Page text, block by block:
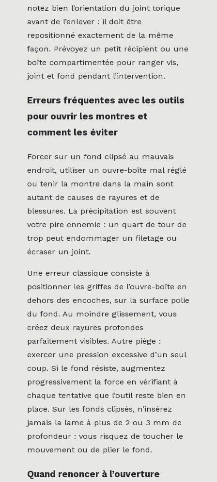
notez bien l’orientation du joint torique
avant de l’enlever : il doit être
repositionné exactement de la même
façon. Prévoyez un petit récipient ou une
boîte compartimentée pour ranger vis,
joint et fond pendant l’intervention.
Erreurs fréquentes avec les outils
pour ouvrir les montres et
comment les éviter
Forcer sur un fond clipsé au mauvais
endroit, utiliser un ouvre-boîte mal réglé
ou tenir la montre dans la main sont
autant de causes de rayures et de
blessures. La précipitation est souvent
votre pire ennemie : un quart de tour de
trop peut endommager un filetage ou
écraser un joint.
Une erreur classique consiste à
positionner les griffes de l’ouvre-boîte en
dehors des encoches, sur la surface polie
du fond. Au moindre glissement, vous
créez deux rayures profondes
parfaitement visibles. Autre piège :
exercer une pression excessive d’un seul
coup. Si le fond résiste, augmentez
progressivement la force en vérifiant à
chaque tentative que l’outil reste bien en
place. Sur les fonds clipsés, n’insérez
jamais la lame à plus de 2 ou 3 mm de
profondeur : vous risquez de toucher le
mouvement ou de plier le fond.
Quand renoncer à l’ouverture